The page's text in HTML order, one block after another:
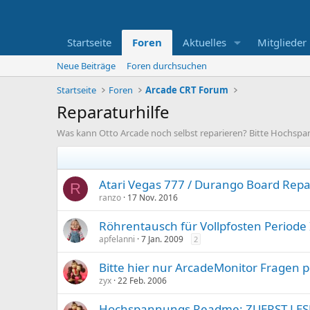
Startseite Foren Aktuelles Mitglieder
Neue Beiträge
Foren durchsuchen
Startseite
Foren Arcade CRT Forum
Reparaturhilfe
Was kann Otto Arcade noch selbst reparieren? Bitte
R Atari Vegas 777 / Durango Board
ranzo 17 Nov. 2016
Röhrentausch für Vollpfosten Periode
apfelanni 7 Jan. 2009 2
Bitte hier nur ArcadeMonitor Fragen
zyx 22 Feb. 2006